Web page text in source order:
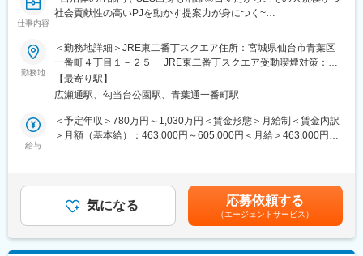
■キャリアパス：
め、SE／PGとして大きく飛躍できるチャンスがある職務です。
OS周辺層だけではなく、併せて関連アプリケーション開発も行っ
ており、多様な領域のもと、自身の適性を踏まえた幅の広いスキ
ル構築が可能です。また、自身の適性と希望で、スペシャリスト
目指すのであれば、プロジェクトリーダー→グループリーダー→
プロダクトマネージャー→所長といった流れでキャリアを積むこ
■就業環境：
在宅勤務等の柔軟な働き方も可能で、在籍社員も業務によって自
由に取得しております。また残業時間も月平均25時間、年間休日
125日とワークスタイルを整える事ができます。
仕事内容
社会貢献性の高いPJを動かす提案力が身につく~
能！
●描きたいキャリアを実現する為の最適なPJ差配でキャリアを応
援する社風
●1300講座が無料受講！専門家によるおすすめ講座のリコメンド
で効率的に習得！
当事業部ではSociety5.0や官公庁・自治体DXの実現に向けて、日
ちの社会インフラを支えています。
その一環として今回、東北エリアの自治体向けのDX、クラウド移
行、システム開発などのITビジネスを推進していく体制を強化し
勤務地
＜勤務地詳細＞JRE東二番丁スクエア住所：宮城県仙台市青葉区
一番町４丁目１－２５ JRE東二番丁スクエア受動喫煙対策：屋
内全面禁煙変更の範囲：会社の定める事業所（リモートワーク含
む）
【最寄り駅】
広瀬通駅、勾当台公園駅、青葉通一番町駅
給与
＜予定年収＞780万円～1,030万円＜賃金形態＞月給制＜賃金内訳
＞月額（基本給）：463,000円～605,000円＜月給＞463,000円～
映分＋諸手当)課長クラス ：約1,150万円～1,500万円 (＋
賞与業績反映分＋諸手当)賃金はあくまでも目安の金額であり、選
考を通じて上下する可能性があります。月給(月額)は固定手当を含
めた表記です。
気になる 応募依頼する
（エージェントサービス）